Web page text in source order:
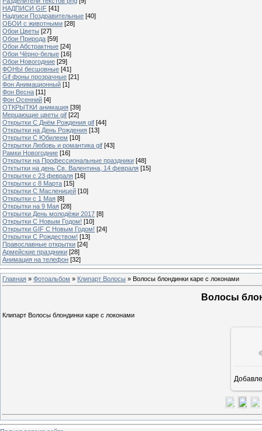
НАДПИСИ GIF [41]
Надписи Поздравительные [40]
ОБОИ с животными [28]
Обои Цветы [27]
Обои Природа [59]
Обои Абстрактные [24]
Обои Чёрно-белые [16]
Обои Новогодние [29]
ФОНЫ бесшовные [41]
Gif фоны прозрачные [21]
Фон Анимационный [1]
Фон Весна [11]
Фон Осенний [4]
ОТКРЫТКИ анимация [39]
Мерцающие цветы gif [22]
Открытки С Днём Рождения gif [44]
Открытки на День Рождения [13]
Открытки С Юбилеем [10]
Открытки Любовь и романтика gif [43]
Рамки Новогодние [16]
Открытки на Профессиональные праздники [48]
Отктытки на день Св. Валентина, 14 февраля [15]
Открытки с 23 февраля [16]
Открытки с 8 Марта [15]
Открытки С Масленицей [10]
Открытки с 1 Мая [8]
Открытки на 9 Мая [28]
Открытки День молодёжи 2017 [8]
Открытки С Новым Годом! [10]
Открытки GIF С Новым Годом! [24]
Открытки С Рождеством! [13]
Православные открытки [24]
Армейские праздники [28]
Анимация на телефон [32]
Главная » Фотоальбом » Клипарт Волосы » Волосы блондинки каре с локонами
Волосы
Клипарт Волосы блондинки каре с локонами